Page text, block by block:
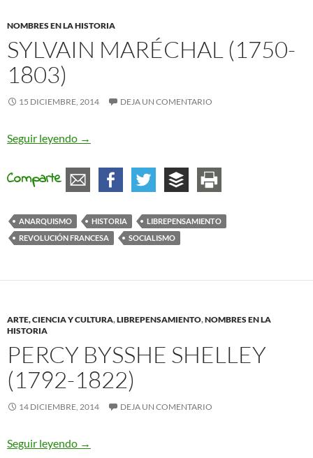
NOMBRES EN LA HISTORIA
SYLVAIN MARÉCHAL (1750-
1803)
15 DICIEMBRE, 2014 DEJA UN COMENTARIO
Seguir leyendo Sylvain Maréchal (1750-1803)
→
Comparte
ANARQUISMO HISTORIA
LIBREPENSAMIENTO
REVOLUCIÓN FRANCESA
SOCIALISMO
ARTE, CIENCIA Y CULTURA,LIBREPENSAMIENTO,NOMBRES EN LA
HISTORIA
PERCY BYSSHE SHELLEY
(1792-1822)
14 DICIEMBRE, 2014 DEJA UN COMENTARIO
Seguir leyendo Percy Bysshe Shelley (1792-1822)
→